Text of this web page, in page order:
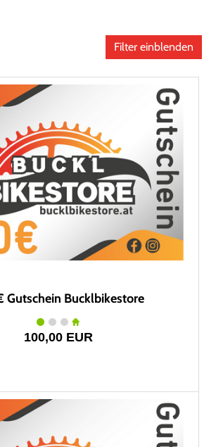
Filter einblenden
Gutschein Bucklbikestore
100,00 EUR